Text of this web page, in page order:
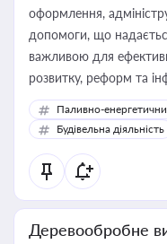
оформлення,
допомоги, що
важливою для
розвитку, реформ та
Паливно-
Будівельна діяльність
Деревообробне